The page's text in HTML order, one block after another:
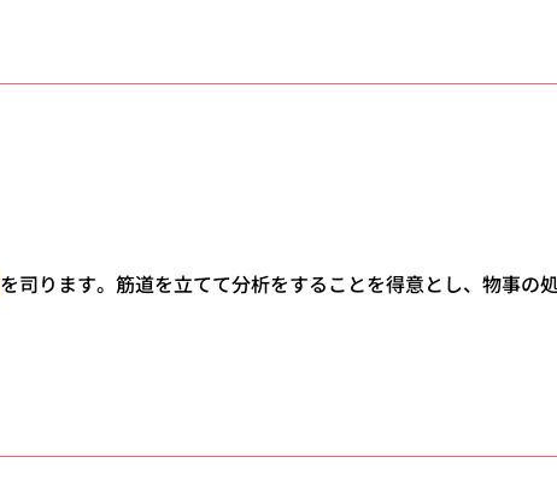
を司ります。筋道を立てて分析をすることを得意とし、物事の